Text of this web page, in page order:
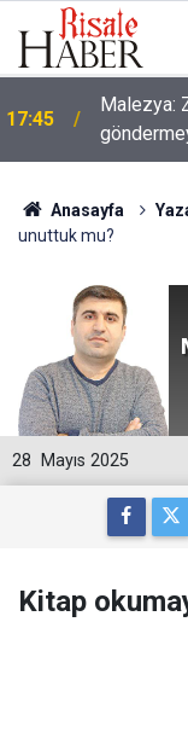
17:45
Malezya:
Anasayfa
unuttuk mu?
28 Mayıs 2025
Kitap